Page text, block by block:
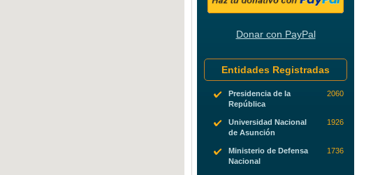
Donar con PayPal
Entidades Registradas
Presidencia de la
República
2060
Universidad Nacional
de Asunción
1926
Ministerio de Defensa
Nacional
1736